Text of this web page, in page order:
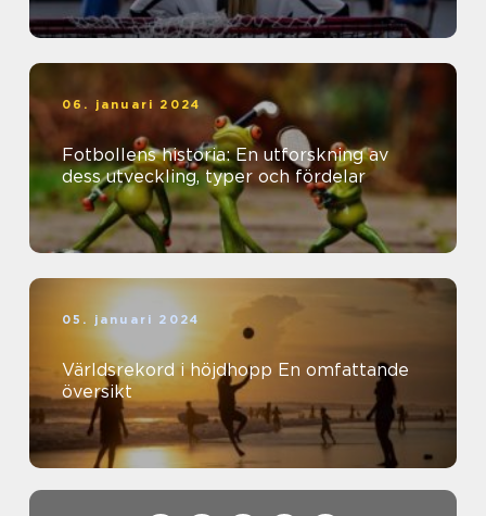
06. januari 2024
Fotbollens historia: En utforskning av
dess utveckling, typer och fördelar
05. januari 2024
Världsrekord i höjdhopp En omfattande
översikt